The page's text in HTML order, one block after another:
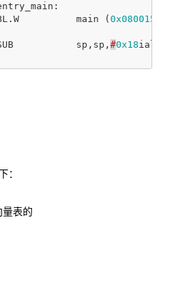
. W main ( 0x080015A4
sp , sp , #0x18
：
表的